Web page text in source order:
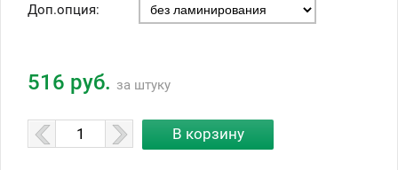
Доп.опция:
516 руб. за штуку